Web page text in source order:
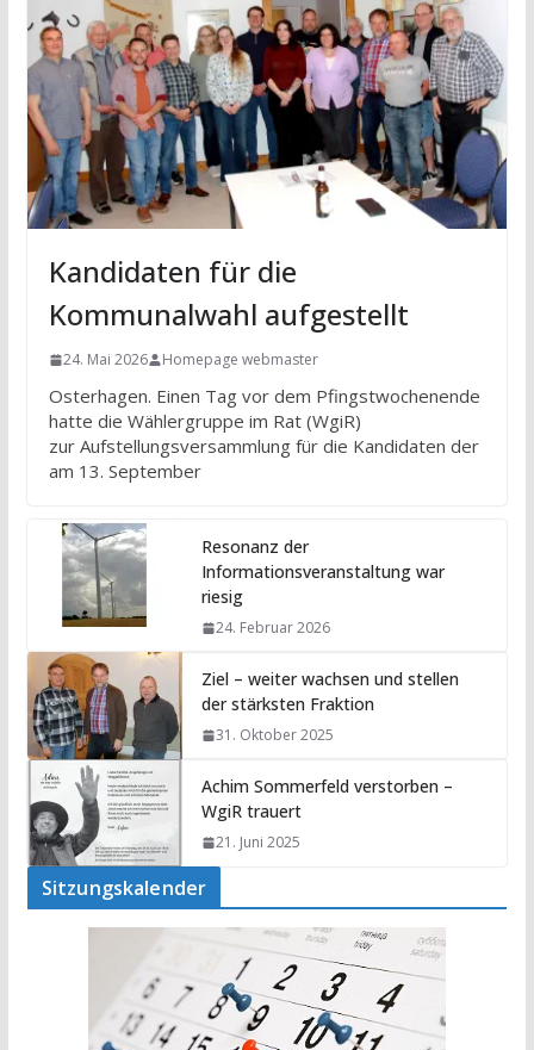
Kandidaten für die
Kommunalwahl aufgestellt
24. Mai 2026 Homepage webmaster
Osterhagen. Einen Tag vor dem Pfingstwochenende
hatte die Wählergruppe im Rat (WgiR)
zur Aufstellungsversammlung für die Kandidaten der
am 13. September
Resonanz der
Informationsveranstaltung war
riesig
24. Februar 2026
Ziel – weiter wachsen und stellen
der stärksten Fraktion
31. Oktober 2025
Achim Sommerfeld verstorben –
WgiR trauert
21. Juni 2025
Sitzungskalender